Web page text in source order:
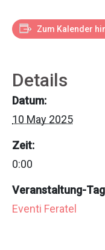
Zum Kalender
Details
Datum:
10 May 2025
Zeit:
0:00
Veranstaltung-
Eventi Feratel